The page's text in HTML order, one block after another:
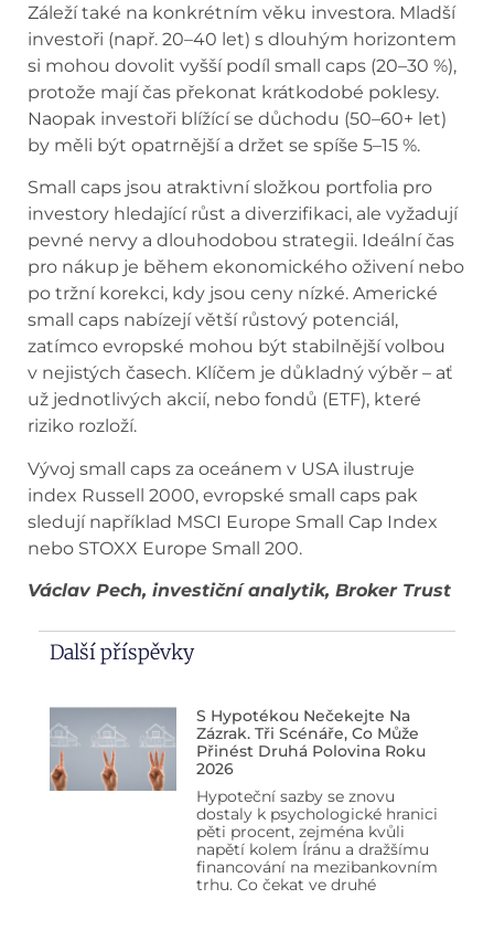
Záleží také na konkrétním věku investora. Mladší
investoři (např. 20–40 let) s dlouhým horizontem
si mohou dovolit vyšší podíl small caps (20–30 %),
protože mají čas překonat krátkodobé poklesy.
Naopak investoři blížící se důchodu (50–60+ let)
by měli být opatrnější a držet se spíše 5–15 %.
Small caps jsou atraktivní složkou portfolia pro
investory hledající růst a diverzifikaci, ale vyžadují
pevné nervy a dlouhodobou strategii. Ideální čas
pro nákup je během ekonomického oživení nebo
po tržní korekci, kdy jsou ceny nízké. Americké
small caps nabízejí větší růstový potenciál,
zatímco evropské mohou být stabilnější volbou
v nejistých časech. Klíčem je důkladný výběr – ať
už jednotlivých akcií, nebo fondů (ETF), které
riziko rozloží.
Vývoj small caps za oceánem v USA ilustruje
index Russell 2000, evropské small caps pak
sledují například MSCI Europe Small Cap Index
nebo STOXX Europe Small 200.
Václav Pech, investiční analytik, Broker Trust
Další příspěvky
S Hypotékou Nečekejte Na
Zázrak. Tři Scénáře, Co Může
Přinést Druhá Polovina Roku
2026
Hypoteční sazby se znovu
dostaly k psychologické hranici
pěti procent, zejména kvůli
napětí kolem Íránu a dražšímu
financování na mezibankovním
trhu. Co čekat ve druhé